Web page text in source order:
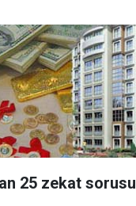
25 zekat sorusu